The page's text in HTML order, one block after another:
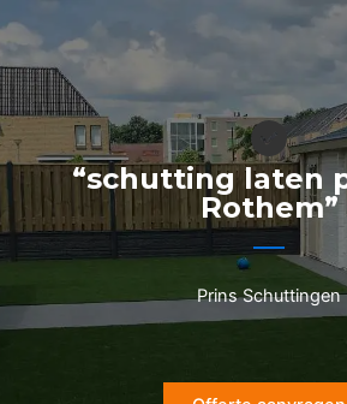
naar
de
inhoud
“schutting laten
Rothem”
Prins Schuttingen